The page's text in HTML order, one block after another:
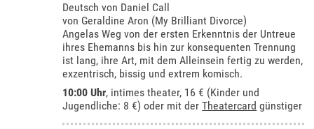
Deutsch von Daniel Call
von Geraldine Aron (My Brilliant Divorce)
Angelas Weg von der ersten Erkenntnis der Untreue
ihres Ehemanns bis hin zur konsequenten Trennung
ist lang, ihre Art, mit dem Alleinsein fertig zu werden,
exzentrisch, bissig und extrem komisch.
10:00 Uhr, intimes theater, 16 € (Kinder und
Jugendliche: 8 €) oder mit derTheatercard günstiger